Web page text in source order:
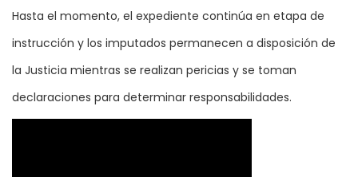
Hasta el momento, el expediente continúa en etapa de
instrucción y los imputados permanecen a disposición de
la Justicia mientras se realizan pericias y se toman
declaraciones para determinar responsabilidades.